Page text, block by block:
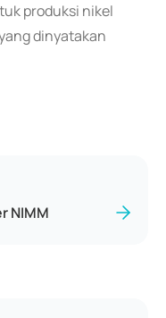
produksi nikel
dinyatakan
NIMM